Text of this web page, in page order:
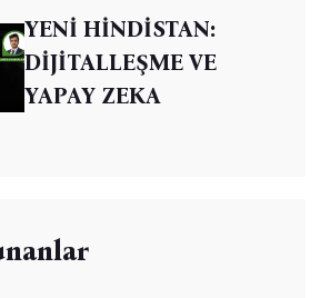
YENİ HİNDİSTAN:
DİJİTALLEŞME VE
YAPAY ZEKA